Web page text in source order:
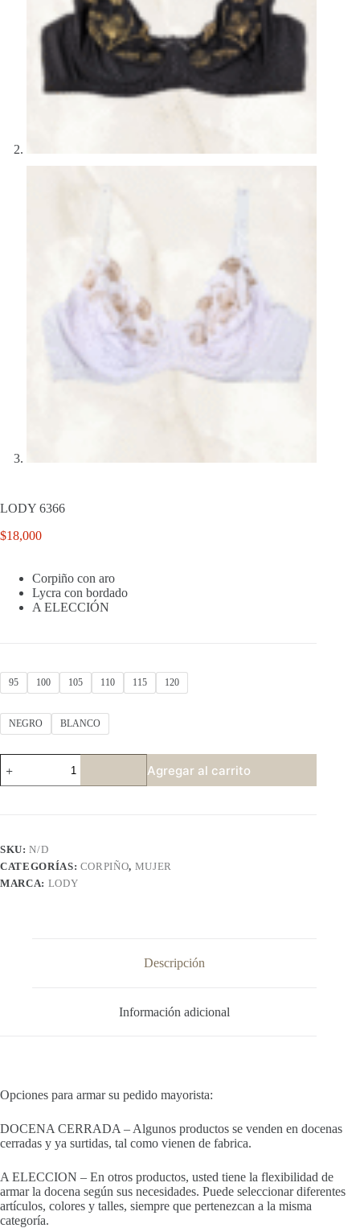
LODY 6366
$18,000
Corpiño con aro
Lycra con bordado
A ELECCIÓN
95 100 105 110 115 120
NEGRO BLANCO
6366
cantidad
Agregar al carrito
SKU:N/D
CATEGORÍAS: CORPIÑO, MUJER
MARCA: LODY
Descripción
Información adicional
Opciones para armar su pedido mayorista:
DOCENA CERRADA – Algunos productos se venden en docenas
cerradas y ya surtidas, tal como vienen de fabrica.
A ELECCION – En otros productos, usted tiene la flexibilidad de
armar la docena según sus necesidades. Puede seleccionar diferentes
artículos, colores y talles, siempre que pertenezcan a la misma
categoría.